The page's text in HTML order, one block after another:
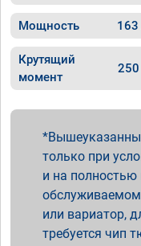
Мощность 163
Крутящий
момент
только при
и на
обслуживаемом
или вариатор,
требуется чип